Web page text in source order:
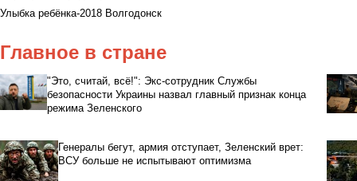
Улыбка ребёнка-2018 Волгодонск
Главное в стране
"Это, считай, всё!": Экс-сотрудник Службы
безопасности Украины назвал главный признак конца
режима Зеленского
Генералы бегут, армия отступает, Зеленский врет:
ВСУ больше не испытывают оптимизма